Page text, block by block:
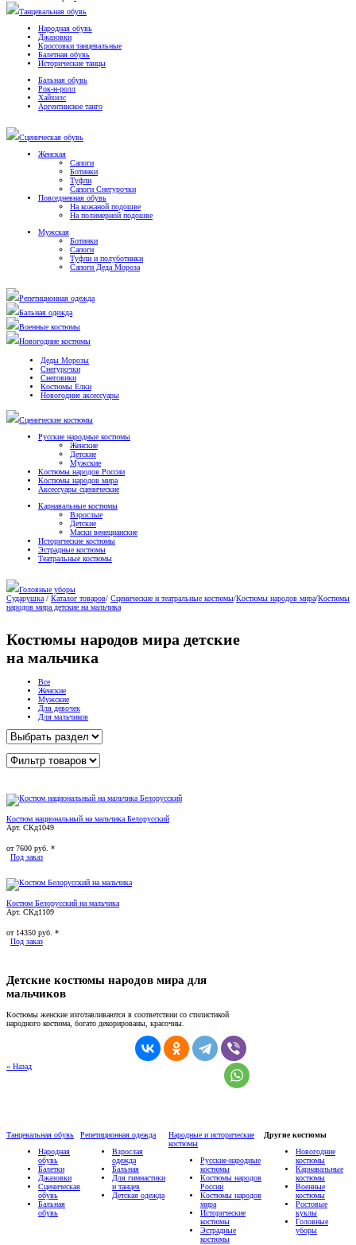
Танцевальная обувь
Народная обувь
Джазовки
Кроссовки танцевальные
Балетная обувь
Исторические танцы
Бальная обувь
Рок-н-ролл
Хайхилс
Аргентинское танго
Сценическая обувь
Женская
Сапоги
Ботинки
Туфли
Сапоги Снегурочки
Повседневная обувь
На кожаной подошве
На полимерной подошве
Мужская
Ботинки
Сапоги
Туфли и полуботинки
Сапоги Деда Мороза
Репетиционная одежда
Бальная одежда
Военные костюмы
Новогодние костюмы
Деды Морозы
Снегурочки
Снеговики
Костюмы Елки
Новогодние аксессуары
Сценические костюмы
Русские народные костюмы
Женские
Детские
Мужские
Костюмы народов России
Костюмы народов мира
Аксессуары сценические
Карнавальные костюмы
Взрослые
Детские
Маски венецианские
Исторические костюмы
Эстрадные костюмы
Театральные костюмы
Головные уборы
Сударушка / Каталог товаров/ Сценические и театральные костюмы/Костюмы народов мира/Костюмы
народов мира детские на мальчика
Костюмы народов мира детские
на мальчика
Все
Женские
Мужские
Для девочек
Для мальчиков
Костюм национальный на мальчика Белорусский
Арт. СКд1049
от7600 руб. *
Под заказ
Костюм Белорусский на мальчика
Арт. СКд1109
от 14350 руб. *
Под заказ
Детские костюмы народов мира для
мальчиков
Костюмы женские изготавливаются в соответствии со стилистикой
народного костюма, богато декорированы, красочны.
« Назад
Танцевальная обувь
Народная
обувь
Балетки
Джазовки
Сценическая
обувь
Бальная
обувь
Репетиционная одежда
Взрослая
одежда
Бальная
Для гимнастики
и танцев
Детская одежда
Народные и исторические
костюмы
Русские-народные
костюмы
Костюмы народов
России
Костюмы народов
мира
Исторические
костюмы
Эстрадные
костюмы
Другие костюмы
Новогодние
костюмы
Карнавальные
костюмы
Военные
костюмы
Ростовые
куклы
Головные
уборы